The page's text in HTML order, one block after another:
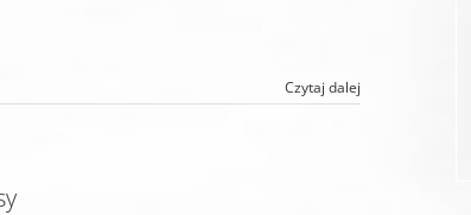
Czytaj dalej